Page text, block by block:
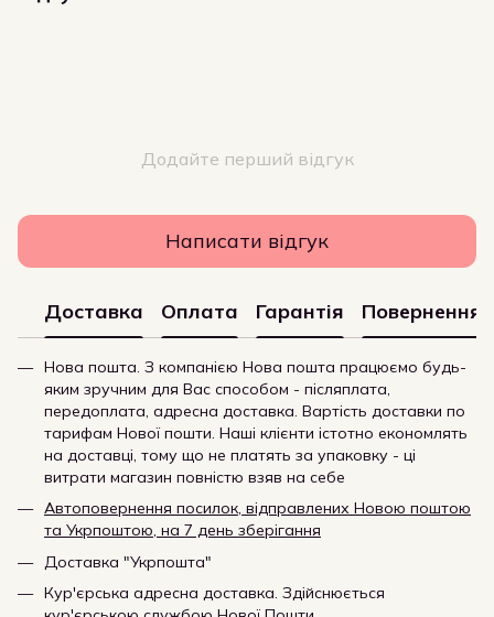
Додайте перший відгук
Написати відгук
Доставка Оплата Гарантія Повернення
Нова пошта. З компанією Нова пошта працюємо будь-
яким зручним для Вас способом - післяплата,
передоплата, адресна доставка. Вартість доставки по
тарифам Нової пошти. Наші клієнти істотно економлять
на доставці, тому що не платять за упаковку - ці
витрати магазин повністю взяв на себе
Автоповернення посилок, відправлених Новою поштою
та Укрпоштою, на 7 день зберігання
Доставка "Укрпошта"
Кур'єрська адресна доставка. Здійснюється